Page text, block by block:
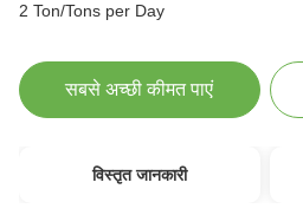
2 Ton/Tons per Day
सबसे अच्छी कीमत पाएं
विस्तृत जानकारी